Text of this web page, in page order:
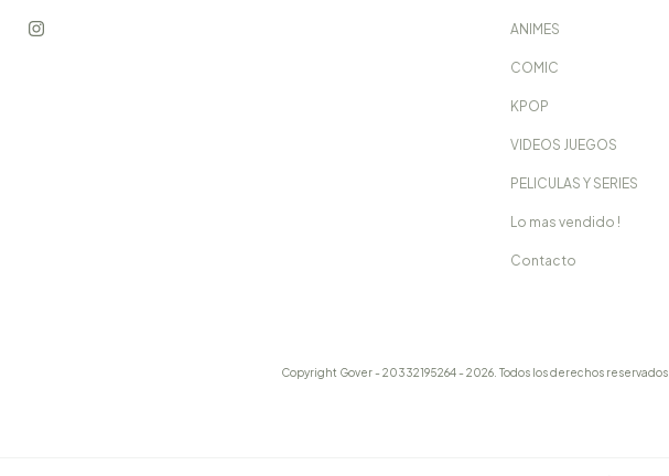
ANIMES
COMIC
KPOP
VIDEOS JUEGOS
PELICULAS Y SERIES
Lo mas vendido !
Contacto
Copyright Gover - 20332195264 - 2026. Todos los derechos reservados.